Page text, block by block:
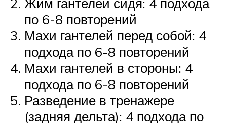
по 6-8 повторений
Махи гантелей перед собой: 4
подхода по 6-8 повторений
Махи гантелей в стороны: 4
подхода по 6-8 повторений
Разведение в тренажере
(задняя дельта): 4 подхода по